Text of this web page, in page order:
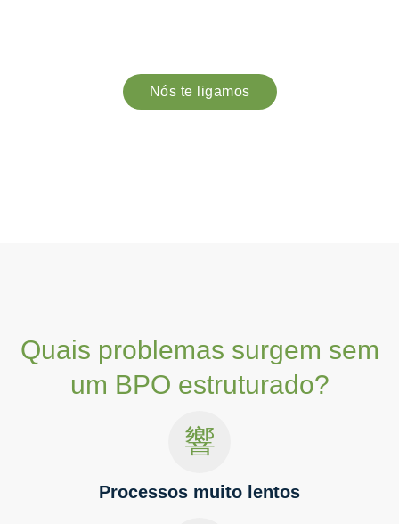
Nós te ligamos
Quais problemas surgem sem
um BPO estruturado?
Processos muito lentos